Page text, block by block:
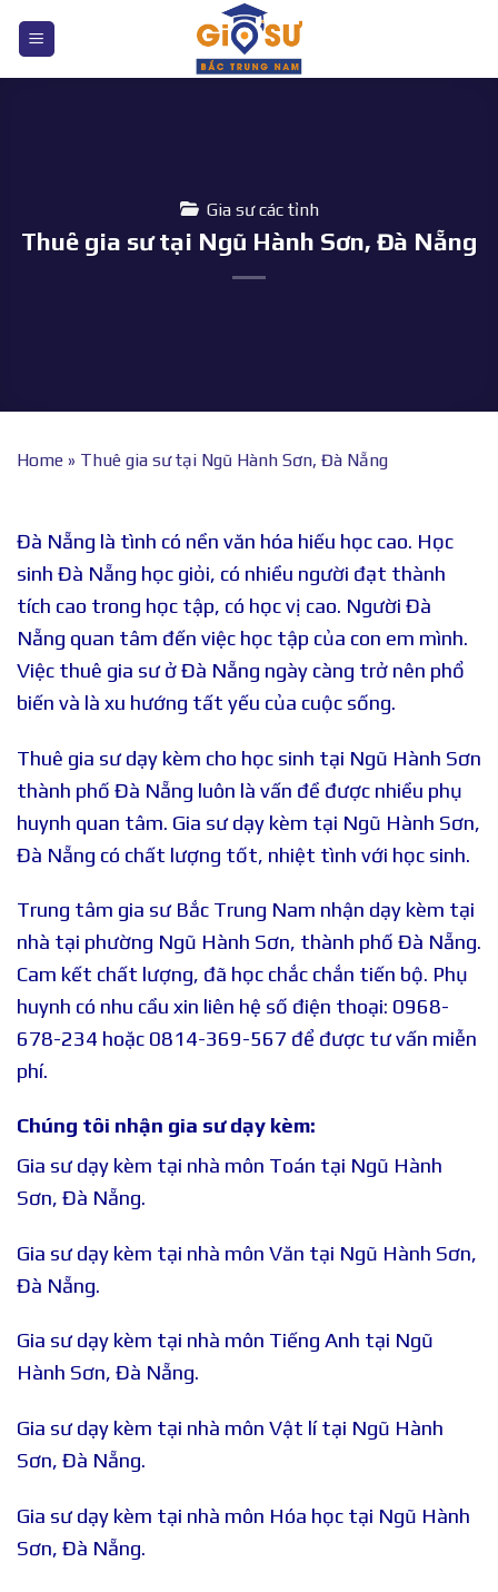
nội
Gia sư các tỉnh
Thuê gia sư tại Ngũ Hành Sơn, Đà Nẵng
Home » Thuê gia sư tại Ngũ Hành Sơn, Đà Nẵng
Đà Nẵng là tình có nền văn hóa hiếu học cao. Học
sinh Đà Nẵng học giỏi, có nhiều người đạt thành
tích cao trong học tập, có học vị cao. Người Đà
Nẵng quan tâm đến việc học tập của con em mình.
Việc thuê gia sư ở Đà Nẵng ngày càng trở nên phổ
biến và là xu hướng tất yếu của cuộc sống.
Thuê gia sư dạy kèm cho học sinh tại Ngũ Hành Sơn
thành phố Đà Nẵng luôn là vấn đề được nhiều phụ
huynh quan tâm. Gia sư dạy kèm tại Ngũ Hành Sơn,
Đà Nẵng có chất lượng tốt, nhiệt tình với học sinh.
Trung tâm gia sư Bắc Trung Nam nhận dạy kèm tại
nhà tại phường Ngũ Hành Sơn, thành phố Đà Nẵng.
Cam kết chất lượng, đã học chắc chắn tiến bộ. Phụ
huynh có nhu cầu xin liên hệ số điện thoại: 0968-
678-234 hoặc 0814-369-567 để được tư vấn miễn
phí.
Chúng tôi nhận gia sư dạy kèm:
Gia sư dạy kèm tại nhà môn Toán tại Ngũ Hành
Sơn, Đà Nẵng.
Gia sư dạy kèm tại nhà môn Văn tại Ngũ Hành Sơn,
Đà Nẵng.
Gia sư dạy kèm tại nhà môn Tiếng Anh tại Ngũ
Hành Sơn, Đà Nẵng.
Gia sư dạy kèm tại nhà môn Vật lí tại Ngũ Hành
Sơn, Đà Nẵng.
Gia sư dạy kèm tại nhà môn Hóa học tại Ngũ Hành
Sơn, Đà Nẵng.